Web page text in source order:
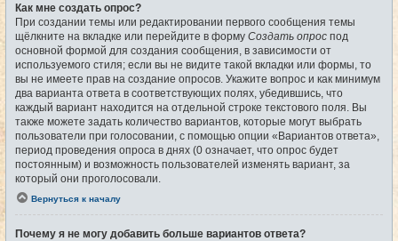
Как мне создать опрос?
При создании темы или редактировании первого сообщения темы
щёлкните на вкладке или перейдите в форму Создать опрос под
основной формой для создания сообщения, в зависимости от
используемого стиля; если вы не видите такой вкладки или формы, то
вы не имеете прав на создание опросов. Укажите вопрос и как минимум
два варианта ответа в соответствующих полях, убедившись, что
каждый вариант находится на отдельной строке текстового поля. Вы
также можете задать количество вариантов, которые могут выбрать
пользователи при голосовании, с помощью опции «Вариантов ответа»,
период проведения опроса в днях (0 означает, что опрос будет
постоянным) и возможность пользователей изменять вариант, за
который они проголосовали.
Вернуться к началу
Почему я не могу добавить больше вариантов ответа?